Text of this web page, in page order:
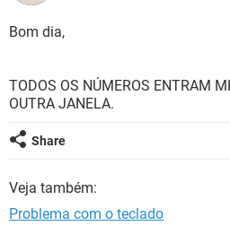
GUIA DE COMPRAS
INSTAGRAM
CELULAR
OUTLOOK
GUIA DE COMPRAS
JOGOS
OUTLOOK
GUIA DE COMPRAS
Bom dia,
TODOS OS NÚMEROS ENTRAM
OUTRA JANELA.
Share
Veja também:
Problema com o teclado